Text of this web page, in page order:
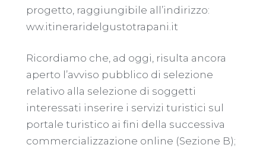
progetto, raggiungibile all’indirizzo:
ww.itineraridelgustotrapani.it
Ricordiamo che, ad oggi, risulta ancora
aperto l’avviso pubblico di selezione
relativo alla selezione di soggetti
interessati inserire i servizi turistici sul
portale turistico ai fini della successiva
commercializzazione online (Sezione B);